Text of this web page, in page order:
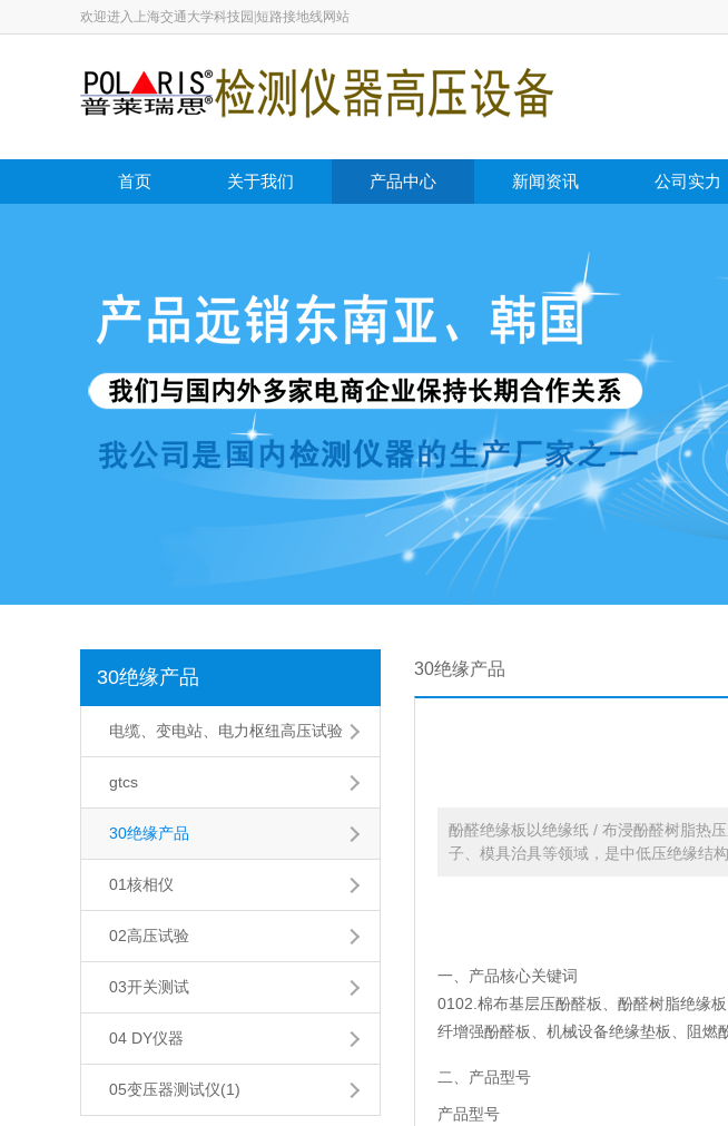
欢迎进入上海交通大学科技园|短路接地线网站
首页 关于我们 产品中心 新闻资讯 公司实力
30绝缘产品
电缆、变电站、电力枢纽高压试验
gtcs
30绝缘产品
01核相仪
02高压试验
03开关测试
04 DY仪器
05变压器测试仪(1)
30绝缘产品
酚醛绝缘板以绝缘纸 / 布浸酚醛树脂热
子、模具治具等领域，是中低压绝缘结
一、产品核心关键词
0102.棉布基层压酚醛板、酚醛树脂绝缘
纤增强酚醛板、机械设备绝缘垫板、阻燃
二、产品型号
产品型号